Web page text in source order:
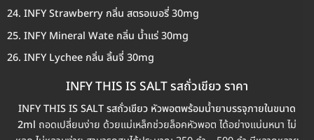
INFY Strawberry กลิ่น สตรอเบอรี่ 30mg
INFY Mineral Wate กลิ่น น้ำแร่ 30mg
INFY Lychee กลิ่น ลิ้นจี่ 30mg
INFY THIS IS SALT รสถั่วเขียว ราคา
INFY THIS IS SALT รสถั่วเขียว หัวพอตพร้อมน้ำยาบรรจุภายในขนาด
2ml ถอดเปลี่ยนง่าย ด้วยแม่เหล็กช่วยล็อคหัวพอต ได้อย่างแน่นหนา ไม่